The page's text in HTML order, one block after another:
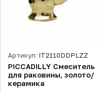
Артикул: IT2110DDPLZZ
PICCADILLY Смеситель
для раковины, золото/
керамика